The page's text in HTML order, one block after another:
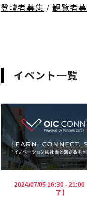
登壇者募集 / 観覧者
イベント一覧
2024/07/05 16:30 - 21:00
了】